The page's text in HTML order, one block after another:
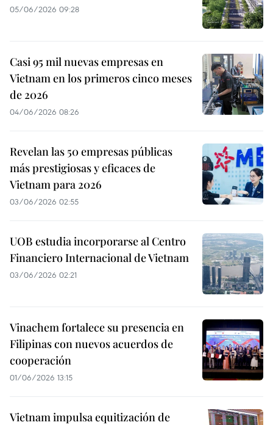
05/06/2026 09:28
Casi 95 mil nuevas empresas en
Vietnam en los primeros cinco meses
de 2026
04/06/2026 08:26
Revelan las 50 empresas públicas
más prestigiosas y eficaces de
Vietnam para 2026
03/06/2026 02:55
UOB estudia incorporarse al Centro
Financiero Internacional de Vietnam
03/06/2026 02:21
Vinachem fortalece su presencia en
Filipinas con nuevos acuerdos de
cooperación
01/06/2026 13:15
Vietnam impulsa equitización de